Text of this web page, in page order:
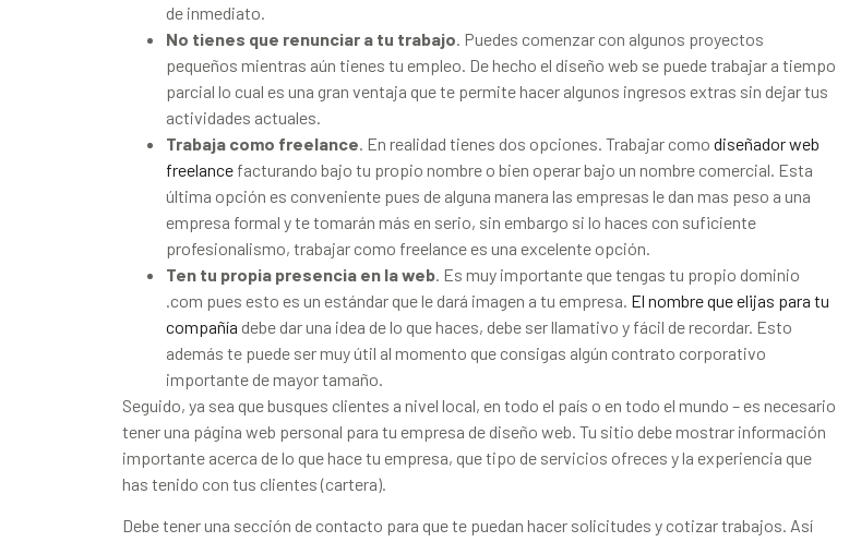
de inmediato.
No tienes que renunciar a tu trabajo . Puedes comenzar con algunos proyectos
pequeños mientras aún tienes tu empleo. De hecho el diseño web se puede trabajar a tiempo
parcial lo cual es una gran ventaja que te permite hacer algunos ingresos extras sin dejar tus
actividades actuales.
Trabaja como freelance . En realidad tienes dos opciones. Trabajar como diseñador web
freelance facturando bajo tu propio nombre o bien operar bajo un nombre comercial. Esta
última opción es conveniente pues de alguna manera las empresas le dan mas peso a una
empresa formal y te tomarán más en serio, sin embargo si lo haces con suficiente
profesionalismo, trabajar como freelance es una excelente opción.
Ten tu propia presencia en la web . Es muy importante que tengas tu propio dominio
.com pues esto es un estándar que le dará imagen a tu empresa. El nombre que elijas para tu
compañía debe dar una idea de lo que haces, debe ser llamativo y fácil de recordar. Esto
además te puede ser muy útil al momento que consigas algún contrato corporativo
importante de mayor tamaño.
Seguido, ya sea que busques clientes a nivel local, en todo el país o en todo el mundo – es necesario
tener una página web personal para tu empresa de diseño web. Tu sitio debe mostrar información
importante acerca de lo que hace tu empresa, que tipo de servicios ofreces y la experiencia que
has tenido con tus clientes (cartera).
Debe tener una sección de contacto para que te puedan hacer solicitudes y cotizar trabajos. Así